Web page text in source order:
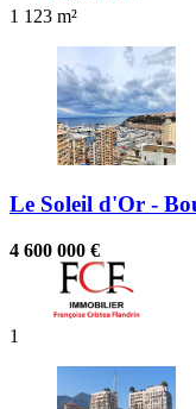
1 123 m²
Le Soleil d'Or -
4 600 000 €
1